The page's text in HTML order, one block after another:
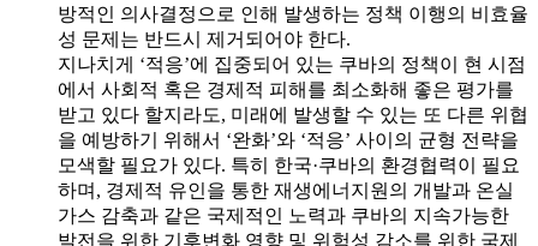
방적인 의사결정으로 인해 발생하는 정책 이행의 비효율
성 문제는 반드시 제거되어야 한다.
지나치게 ‘적응’에 집중되어 있는 쿠바의 정책이 현 시점
에서 사회적 혹은 경제적 피해를 최소화해 좋은 평가를
받고 있다 할지라도, 미래에 발생할 수 있는 또 다른 위협
을 예방하기 위해서 ‘완화’와 ‘적응’ 사이의 균형 전략을
모색할 필요가 있다. 특히 한국·쿠바의 환경협력이 필요
하며, 경제적 유인을 통한 재생에너지원의 개발과 온실
가스 감축과 같은 국제적인 노력과 쿠바의 지속가능한
발전을 위한 기후변화 영향 및 위험성 감소를 위한 국제